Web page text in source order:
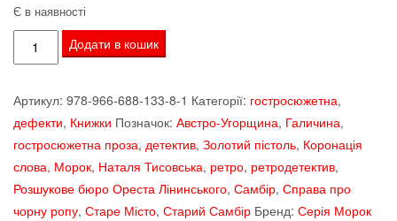
Є в наявності
Тисовська
Наталя.
про
чорну
ропу.
SALE
кількість
Додати в кошик
Артикул: 978-966-688-133-8-1 Категорії: гостросюжетна,
дефекти, Книжки Позначок: Австро-Угорщина, Галичина,
гостросюжетна проза, детектив, Золотий пістоль, Коронація
слова, Морок, Наталя Тисовська, ретро, ретродетектив,
Розшукове бюро Ореста Лінинського, Самбір, Справа про
чорну ропу, Старе Місто, Старий Самбір Бренд: Серія Морок